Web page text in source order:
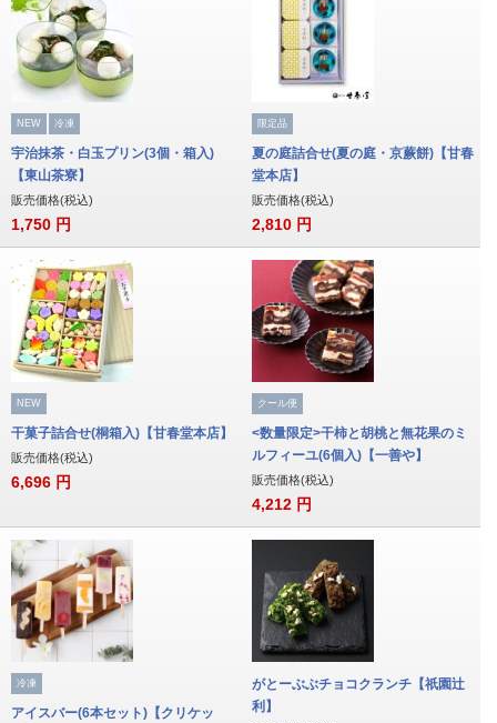
NEW 冷凍
宇治抹茶・白玉プリン(3個・箱入)
【東山茶寮】
販売価格(税込)
1,750 円
限定品
夏の庭詰合せ(夏の庭・京蕨餅)【甘春
堂本店】
販売価格(税込)
2,810 円
NEW
干菓子詰合せ(桐箱入)【甘春堂本店】
販売価格(税込)
6,696 円
クール便
<数量限定>干柿と胡桃と無花果のミ
ルフィーユ(6個入)【一善や】
販売価格(税込)
4,212 円
冷凍
アイスバー(6本セット)【クリケッ
がとーぶぶチョコクランチ【祇園辻
利】